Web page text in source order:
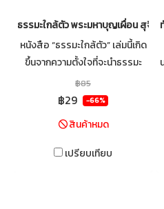
ธรรมะใกล้ตัว พระมหาบุญเผื่อน สุจิตฺ
หนังสือ “ธรรมะใกล้ตัว” เล่มนี้เกิด
ขึ้นจากความตั้งใจที่จะนำธรรมะ
ภายใต้เรื่องเล่าต่าง ๆ ให้สาธุชนได้
สดับรับฟัง และยังสามารถเผยแผ่
แค่ในเขตพุทธสถานเท่านั้น
฿85
฿29 -66%
สินค้าหมด
เปรียบเทียบ